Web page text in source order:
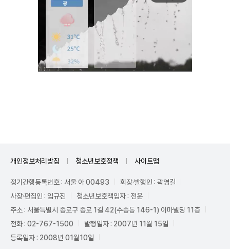
개인정보처리방침 청소년보호정책 사이트맵
정기간행등록번호 : 서울 아 00493
회장·발행인 : 곽영길
사장·편집인 : 임규진
청소년보호책임자 : 전운
주소 : 서울특별시 종로구 종로 1길 42(수송동 146-1) 이마빌딩 11층
전화 : 02-767-1500
발행일자 : 2007년 11월 15일
등록일자 : 2008년 01월10일